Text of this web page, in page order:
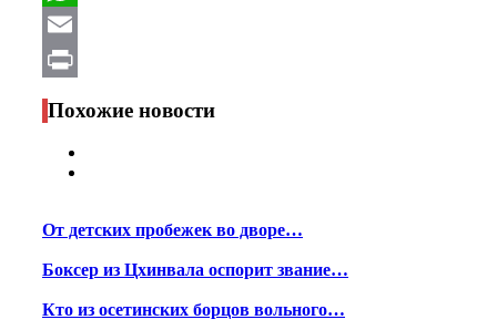
WhatsApp
Email
Print
Похожие новости
От детских пробежек во дворе…
Боксер из Цхинвала оспорит звание…
Кто из осетинских борцов вольного…